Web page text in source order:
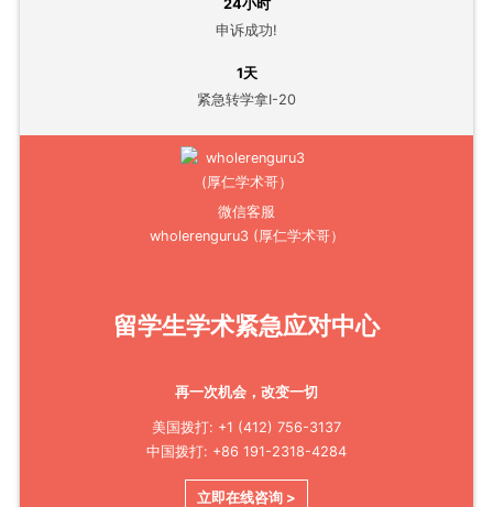
24小时
申诉成功!
1天
紧急转学拿I-20
微信客服
wholerenguru3 (厚仁学术哥）
留学生学术紧急应对中心
再一次机会，改变一切
美国拨打: +1 (412) 756-3137
中国拨打: +86 191-2318-4284
立即在线咨询 >